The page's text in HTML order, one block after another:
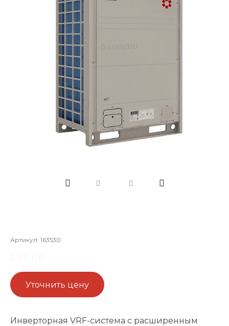
Артикул: 163530
Уточнить цену
Инверторная VRF-система с расширенным